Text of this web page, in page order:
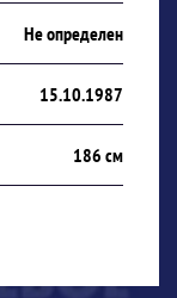
Не определен
15.10.1987
186 см